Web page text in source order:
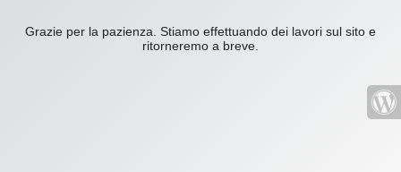
Grazie per la pazienza. Stiamo effettuando dei lavori sul sito e
ritorneremo a breve.